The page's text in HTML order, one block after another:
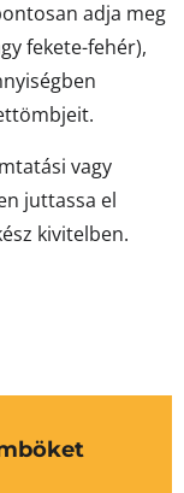
adja meg
fekete-fehér),
vagy
juttassa el
kivitelben.